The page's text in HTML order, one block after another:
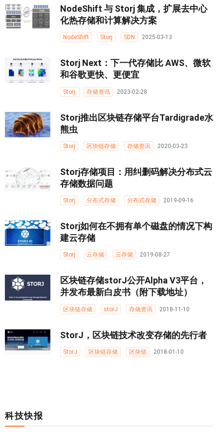
NodeShift 与 Storj 集成，扩展去中心
化热存储和计算解决方案
NodeShift Storj SDN 2025-03-13
Storj Next：下一代存储比 AWS、微软
和谷歌更快、更便宜
Storj 存储资讯 2023-02-28
Storj推出区块链存储平台Tardigrade水
熊虫
Storj 区块链存储 存储资讯 2020-03-23
Storj存储项目：用纠删码解决分布式云
存储数据问题
Storj 分布式存储 分布式存储 2019-09-16
Storj如何在不拥有单个磁盘的情况下构
建云存储
Storj 云存储 云存储 2019-08-27
区块链存储storJ公开Alpha V3平台，
并发布最新白皮书（附下载地址）
区块链存储 storJ 存储资讯 2018-11-10
StorJ，区块链技术改变存储的先行者
StorJ 区块链存储 区块链 2018-01-10
科技快报